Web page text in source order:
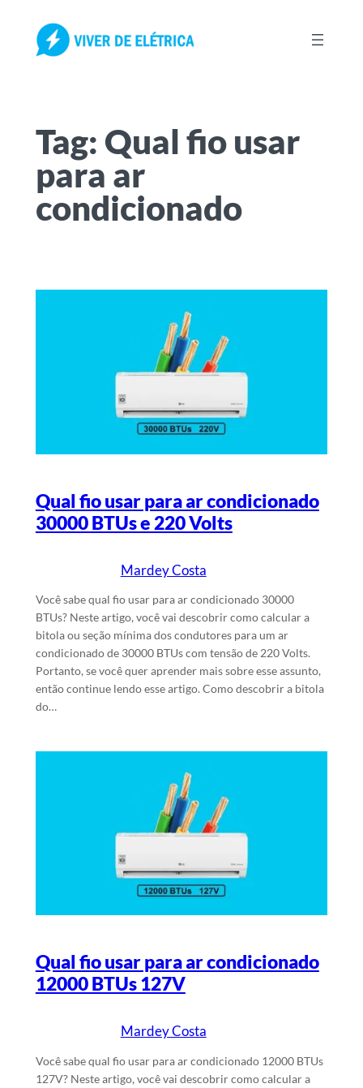
Tag: Qual fio usar
para ar
condicionado
Qual fio usar para ar condicionado
30000 BTUs e 220 Volts
Mardey Costa
Você sabe qual fio usar para ar condicionado 30000
BTUs? Neste artigo, você vai descobrir como calcular a
bitola ou seção mínima dos condutores para um ar
condicionado de 30000 BTUs com tensão de 220 Volts.
Portanto, se você quer aprender mais sobre esse assunto,
então continue lendo esse artigo. Como descobrir a bitola
do…
Qual fio usar para ar condicionado
12000 BTUs 127V
Mardey Costa
Você sabe qual fio usar para ar condicionado 12000 BTUs
127V? Neste artigo, você vai descobrir como calcular a